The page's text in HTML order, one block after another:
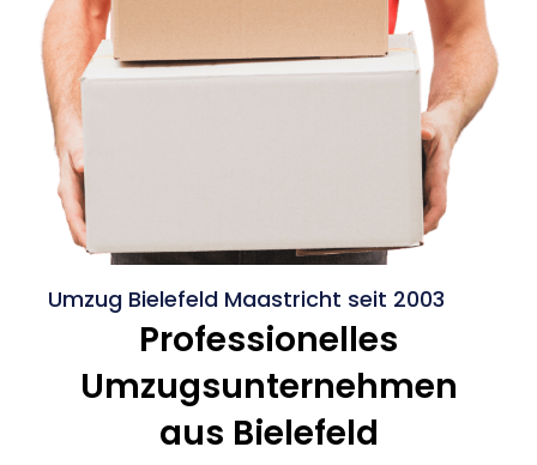
Umzug Bielefeld Maastricht seit 2003
Professionelles
Umzugsunternehmen
aus Bielefeld